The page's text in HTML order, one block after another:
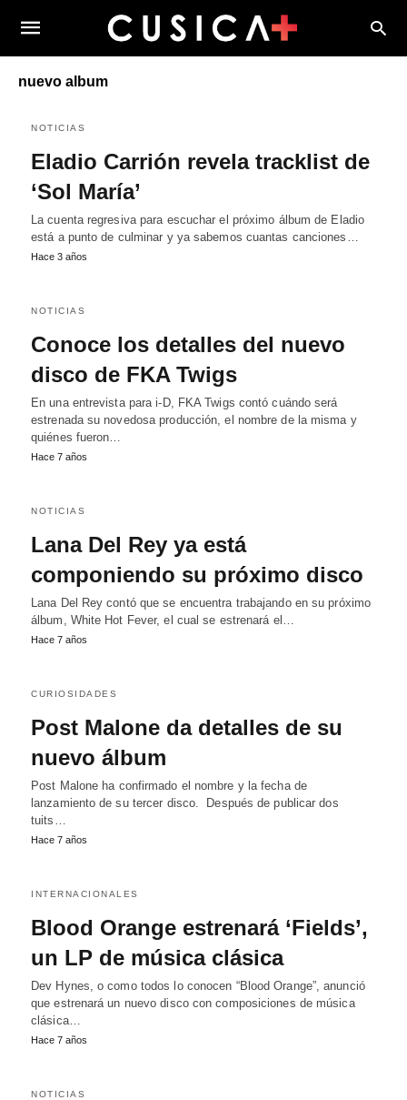
nuevo album
NOTICIAS
Eladio Carrión revela tracklist de
‘Sol María’
La cuenta regresiva para escuchar el próximo álbum de Eladio
está a punto de culminar y ya sabemos cuantas canciones…
Hace 3 años
NOTICIAS
Conoce los detalles del nuevo
disco de FKA Twigs
En una entrevista para i-D, FKA Twigs contó cuándo será
estrenada su novedosa producción, el nombre de la misma y
quiénes fueron…
Hace 7 años
NOTICIAS
Lana Del Rey ya está
componiendo su próximo disco
Lana Del Rey contó que se encuentra trabajando en su próximo
álbum, White Hot Fever, el cual se estrenará el…
Hace 7 años
CURIOSIDADES
Post Malone da detalles de su
nuevo álbum
Post Malone ha confirmado el nombre y la fecha de
lanzamiento de su tercer disco. Después de publicar dos
tuits…
Hace 7 años
INTERNACIONALES
Blood Orange estrenará ‘Fields’,
un LP de música clásica
Dev Hynes, o como todos lo conocen “Blood Orange”, anunció
que estrenará un nuevo disco con composiciones de música
clásica…
Hace 7 años
NOTICIAS